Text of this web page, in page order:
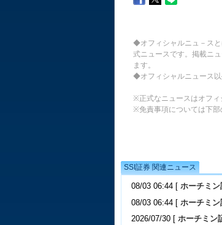
◆オフィシャルニュ－スと
式ニュースです。掲載ニ
ます。
◆オフィシャルニュース以
※正式なニュースはオフィ
※免責事項については下部
SSI証券 関連ニュース
08/03 06:44 [ ホーチミン
08/03 06:44 [ ホーチミン
2026/07/30 [ ホーチミン